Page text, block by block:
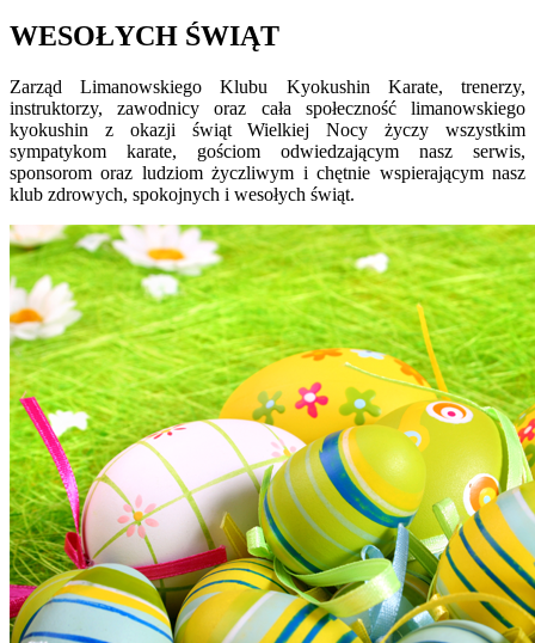
WESOŁYCH ŚWIĄT
Zarząd Limanowskiego Klubu Kyokushin Karate, trenerzy,
instruktorzy, zawodnicy oraz cała społeczność limanowskiego
kyokushin z okazji świąt Wielkiej Nocy życzy wszystkim
sympatykom karate, gościom odwiedzającym nasz serwis,
sponsorom oraz ludziom życzliwym i chętnie wspierającym nasz
klub zdrowych, spokojnych i wesołych świąt.